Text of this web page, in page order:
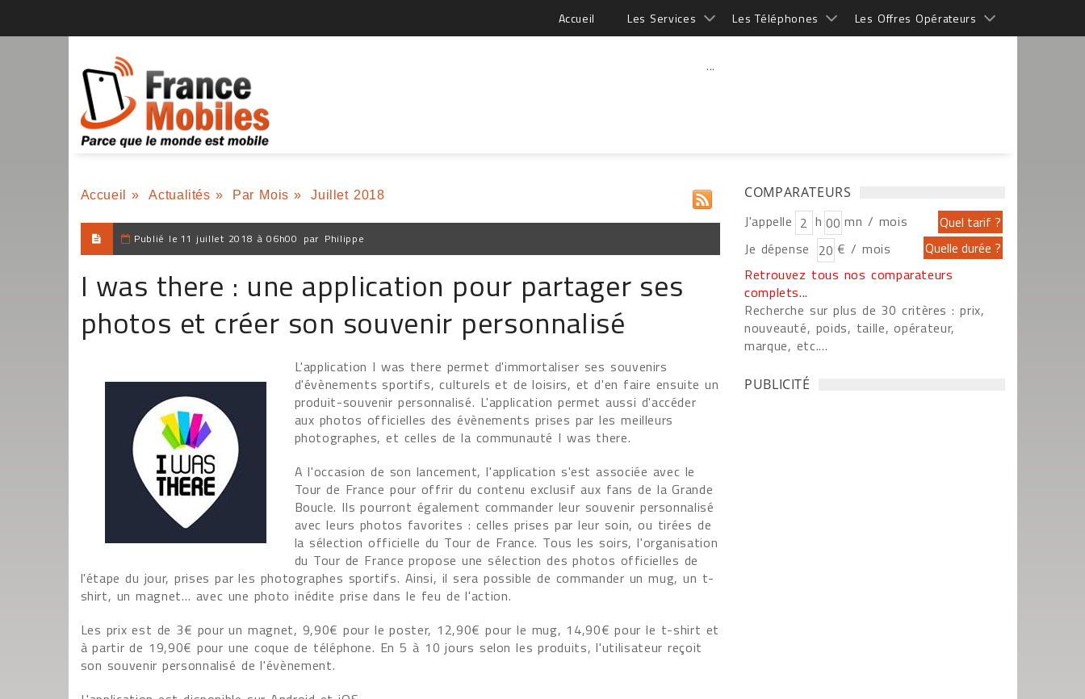
Accueil Les Services Les Téléphones Les Offres Opérateurs
...
Accueil » Actualités » Par Mois » Juillet 2018
Publié le 11 juillet 2018 à 06h00 par Philippe
I was there : une application pour partager ses
photos et créer son souvenir personnalisé
L'application I was there permet d'immortaliser ses souvenirs
d'évènements sportifs, culturels et de loisirs, et d'en faire ensuite un
produit-souvenir personnalisé. L'application permet aussi d'accéder
aux photos officielles des évènements prises par les meilleurs
photographes, et celles de la communauté I was there.
A l'occasion de son lancement, l'application s'est associée avec le
Tour de France pour offrir du contenu exclusif aux fans de la Grande
Boucle. Ils pourront également commander leur souvenir personnalisé
avec leurs photos favorites : celles prises par leur soin, ou tirées de
la sélection officielle du Tour de France. Tous les soirs, l'organisation
du Tour de France propose une sélection des photos officielles de
l'étape du jour, prises par les photographes sportifs. Ainsi, il sera possible de commander un mug, un t-
shirt, un magnet… avec une photo inédite prise dans le feu de l'action.
Les prix est de 3€ pour un magnet, 9,90€ pour le poster, 12,90€ pour le mug, 14,90€ pour le t-shirt et
à partir de 19,90€ pour une coque de téléphone. En 5 à 10 jours selon les produits, l'utilisateur reçoit
son souvenir personnalisé de l'évènement.
COMPARATEURS
J'appelle h
mn / mois
Je dépense
€ / mois
Retrouvez tous nos comparateurs
complets...
Recherche sur plus de 30 critères : prix,
nouveauté, poids, taille, opérateur,
marque, etc....
PUBLICITÉ